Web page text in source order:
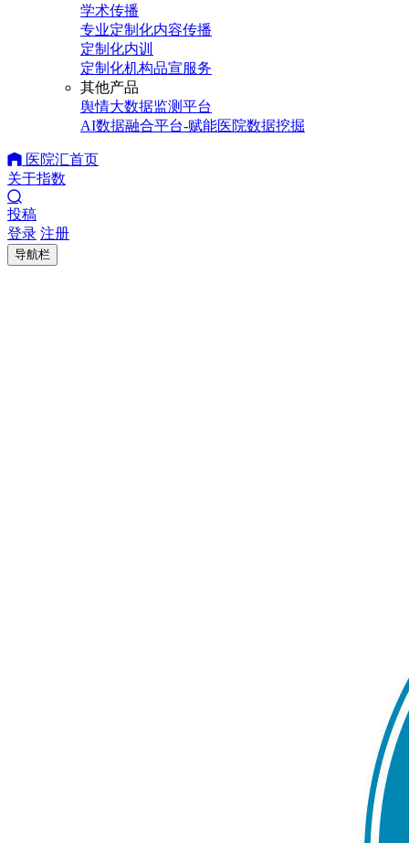
学术传播
专业定制化内容传播
定制化内训
定制化机构品宣服务
其他产品
舆情大数据监测平台
AI数据融合平台-赋能医院数据挖掘
医院汇首页
关于指数
投稿
登录 注册
导航栏